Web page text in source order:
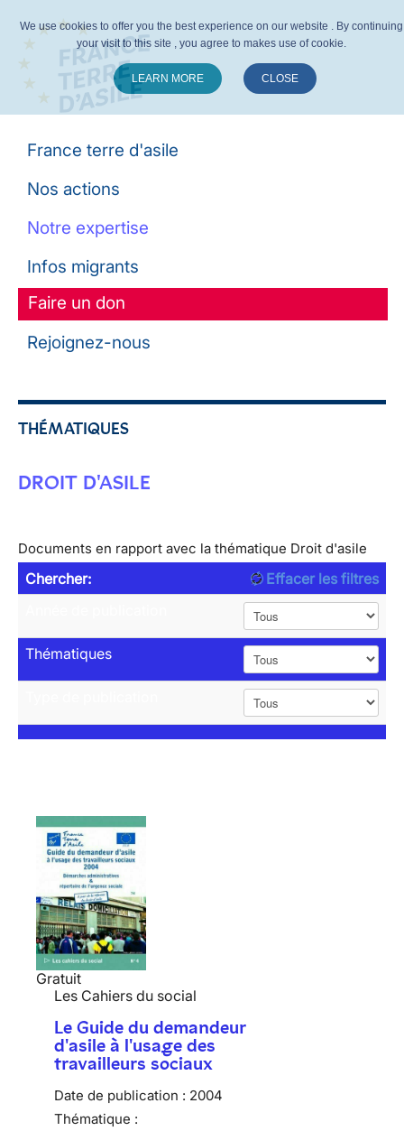
France terre d'asile
Nos actions
Notre expertise
Infos migrants
Faire un don
Rejoignez-nous
THÉMATIQUES
DROIT D'ASILE
Documents en rapport avec la thématique Droit d'asile
Chercher:
Effacer les filtres
Thématiques
Gratuit
Les Cahiers du social
Le Guide du demandeur
d'asile à l'usage des
travailleurs sociaux
Date de publication : 2004
Thématique :
We use cookies to offer you the best experience on our website . By continuing
your visit to this site , you agree to makes use of cookie.
LEARN MORE CLOSE